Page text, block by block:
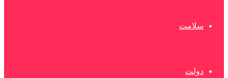
سلامت
دولت